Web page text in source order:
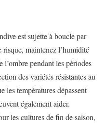
est sujette à boucle par
maintenez l’humidité
l’ombre pendant les périodes
des variétés résistantes au
les températures dépassent
également aider.
les cultures de fin de saison,